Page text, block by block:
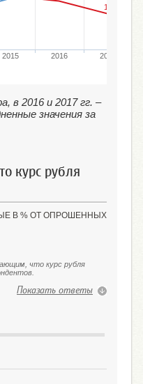
14
2015 2016
2017
в 2016 и 2017 гг. –
значения за
курс рубля
В % ОТ ОПРОШЕННЫХ
что курс рубля
Показать ответы